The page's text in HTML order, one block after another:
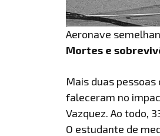
Aeronave
Mortes e
Mais duas
faleceram no
Vazquez. Ao todo,
O estudante de